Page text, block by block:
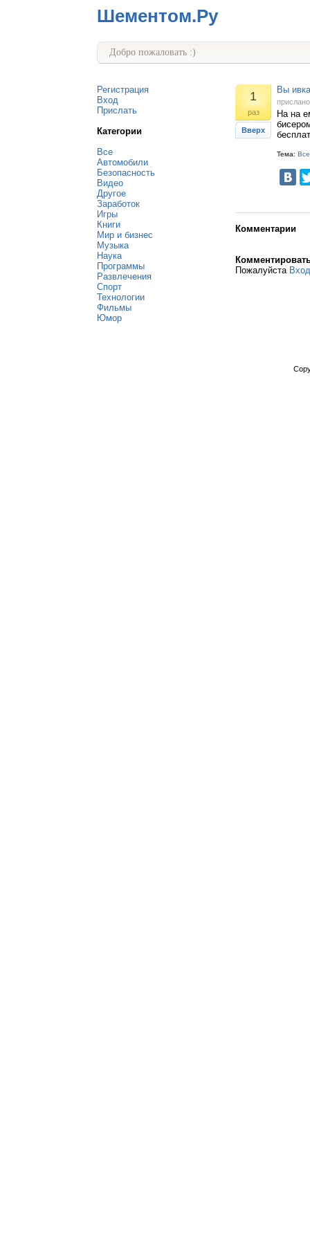
Шементом.Ру
Добро пожаловать :)
Регистрация
Вход
Прислать
Категории
Все
Автомобили
Безопасность
Видео
Другое
Заработок
Игры
Книги
Мир и бизнес
Музыка
Наука
Программы
Развлечения
Спорт
Технологии
Фильмы
Юмор
1
раз
Вверх
Вы
На на
Тема: Все
Комментарии
Пожалуйста Вход